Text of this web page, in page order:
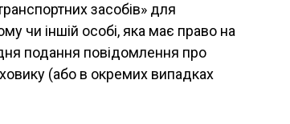
засобів» для
чи іншій особі, яка має право на
подання повідомлення про
(або в окремих випадках